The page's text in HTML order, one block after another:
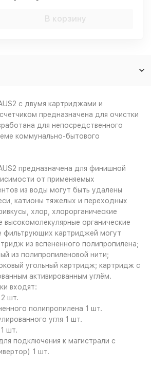
В корзину
с двумя картриджами и
предназначена для очистки
для непосредственного
коммунально-бытового
предназначена для финишной
от применяемых
из воды могут быть удалены
катионы тяжелых и переходных
хлор, хлорорганические
высокомолекулярные органические
фильтрующих картриджей могут
из вспененного полипропилена;
из полипропиленовой нити;
угольный картридж; картридж с
активированным углём.
входят:
шт.
полипропилена 1 шт.
угля 1 шт.
шт.
подключения к магистрали с
1 шт.